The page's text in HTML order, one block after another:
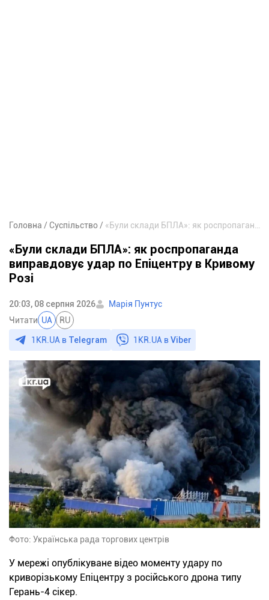
Головна Суспільство «Були склади БПЛА»: як роспропаганда виправдовує удар по Епіцентру в Кривому Розі
«Були склади БПЛА»: як роспропаганда
виправдовує удар по Епіцентру в Кривому
Розі
20:03, 08 серпня 2026
Марія Пунтус
Читати UA RU
1KR.UA в Telegram 1KR.UA вViber
Фото: Українська рада торгових центрів
У мережі опублікуване відео моменту удару по
криворізькому Епіцентру з російського дрона типу
Герань-4 сікер.